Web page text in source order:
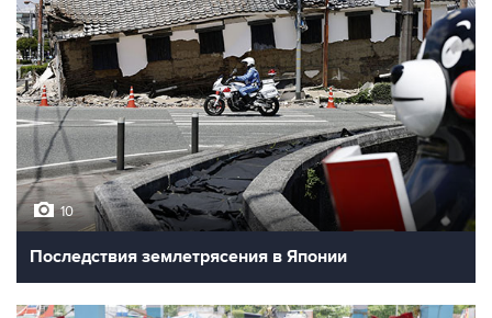
10
Последствия землетрясения в Японии